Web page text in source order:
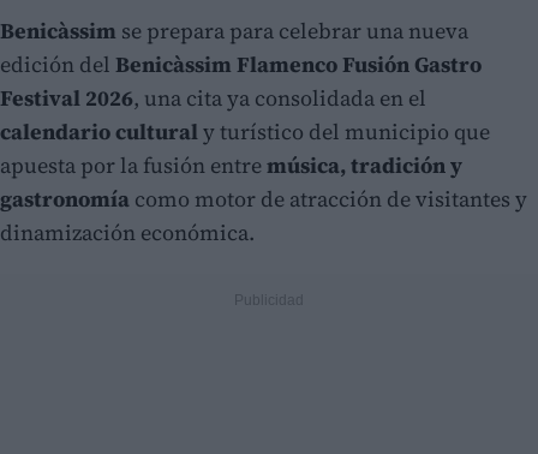
Benicàssim se prepara para celebrar una nueva
edición del Benicàssim Flamenco Fusión Gastro
Festival 2026, una cita ya consolidada en el
calendario culturaly turístico del municipio que
apuesta por la fusión entremúsica, tradición y
gastronomía como motor de atracción de visitantes y
dinamización económica.